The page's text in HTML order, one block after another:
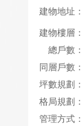
建物地址：
建物樓層：
總戶數：
同層戶數：
坪數規劃：
格局規劃：
管理方式：